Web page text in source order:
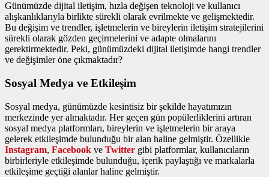
Günümüzde dijital iletişim, hızla değişen teknoloji ve kullanıcı
alışkanlıklarıyla birlikte sürekli olarak evrilmekte ve gelişmektedir.
Bu değişim ve trendler, işletmelerin ve bireylerin iletişim stratejilerini
sürekli olarak gözden geçirmelerini ve adapte olmalarını
gerektirmektedir. Peki, günümüzdeki dijital iletişimde hangi trendler
ve değişimler öne çıkmaktadır?
Sosyal Medya ve Etkileşim
Sosyal medya, günümüzde kesintisiz bir şekilde hayatımızın
merkezinde yer almaktadır. Her geçen gün popülerliklerini artıran
sosyal medya platformları, bireylerin ve işletmelerin bir araya
gelerek etkileşimde bulunduğu bir alan haline gelmiştir. Özellikle
Instagram, Facebook ve Twitter gibi platformlar, kullanıcıların
birbirleriyle etkileşimde bulunduğu, içerik paylaştığı ve markalarla
etkileşime geçtiği alanlar haline gelmiştir.